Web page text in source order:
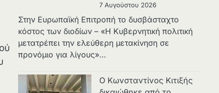
7 Αυγούστου 2026
Στην Ευρωπαϊκή Επιτροπή το δυσβάσταχτο
κόστος των διοδίων – «Η Κυβερνητική πολιτική
μετατρέπει την ελεύθερη μετακίνηση σε
προνόμιο για λίγους»…
Ο Κωνσταντίνος Κιτιξής